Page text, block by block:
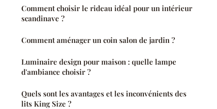
Comment choisir le rideau idéal pour un intérieur
scandinave ?
Comment aménager un coin salon de jardin ?
Luminaire design pour maison : quelle lampe
d'ambiance choisir ?
Quels sont les avantages et les inconvénients des
lits King Size ?